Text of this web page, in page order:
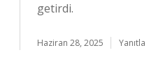
getirdi.
Haziran 28, 2025 Yanıtla